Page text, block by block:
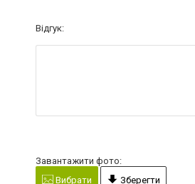
Відгук:
Завантажити фото:
Вибрати
Зберегти